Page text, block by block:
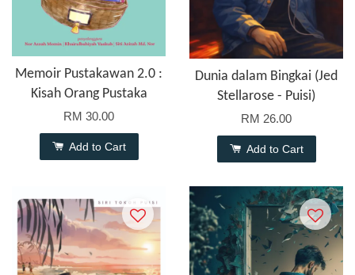
Memoir Pustakawan 2.0 :
Kisah Orang Pustaka
RM 30.00
Add to Cart
Dunia dalam Bingkai (Jed
Stellarose - Puisi)
RM 26.00
Add to Cart